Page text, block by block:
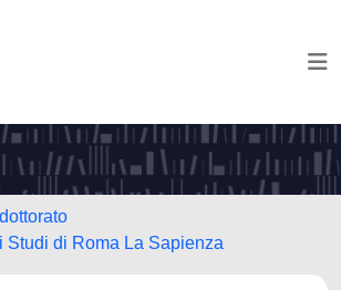
Studi di Roma La Sapienza